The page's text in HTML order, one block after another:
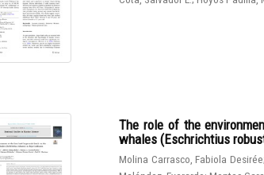
The role of the
whales (Eschrichtius
Molina Carrasco, Fabiola Desirée